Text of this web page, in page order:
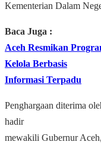
Kementerian Dalam
Baca Juga :
Aceh Resmikan
Kelola Berbasis
Informasi Terpadu
Penghargaan diterima
hadir
mewakili Gubernur